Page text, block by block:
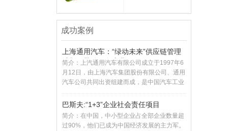
成功案例
上海通用汽车：“绿动未来”供应链管理
计划，带动绿色产业
简介：上汽通用汽车有限公司成立于1997年6
月12日，由上海汽车集团股份有限公司、通用
汽车公司共同出资组建而成，是中国汽车工业
巴斯夫:“1+3”企业社会责任项目
简介：在中国，中小型企业占全部企业数量超
过90%，他们已成为中国经济发展的主力军。